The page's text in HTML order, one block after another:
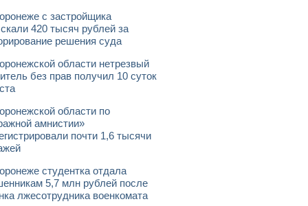
с застройщика
420 тысяч рублей за
решения суда
области нетрезвый
без прав получил 10 суток
области по
амнистии»
почти 1,6 тысячи
студентка отдала
5,7 млн рублей после
лжесотрудника военкомата